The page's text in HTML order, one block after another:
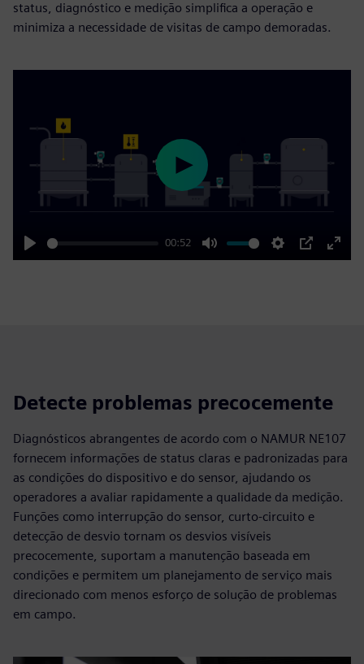
status, diagnóstico e medição simplifica a operação e
minimiza a necessidade de visitas de campo demoradas.
Play
00:52
Mute Settings
PIP
Enter
Play
Detecte problemas precocemente
Diagnósticos abrangentes de acordo com o NAMUR NE107
fornecem informações de status claras e padronizadas para
as condições do dispositivo e do sensor, ajudando os
operadores a avaliar rapidamente a qualidade da medição.
Funções como interrupção do sensor, curto-circuito e
detecção de desvio tornam os desvios visíveis
precocemente, suportam a manutenção baseada em
condições e permitem um planejamento de serviço mais
direcionado com menos esforço de solução de problemas
em campo.